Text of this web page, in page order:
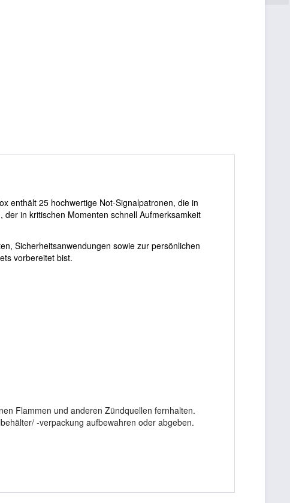
enthält 25 hochwertige Not-Signalpatronen, die in
in kritischen Momenten schnell Aufmerksamkeit
Sicherheitsanwendungen sowie zur persönlichen
vorbereitet bist.
Flammen und anderen Zündquellen fernhalten.
-verpackung aufbewahren oder abgeben.